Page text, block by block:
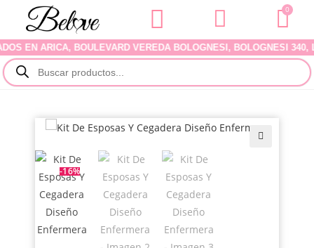
0
EN ARICA, BOULEVARD VEREDA BOLOGNESI, BOLOGNESI 340,
-16%